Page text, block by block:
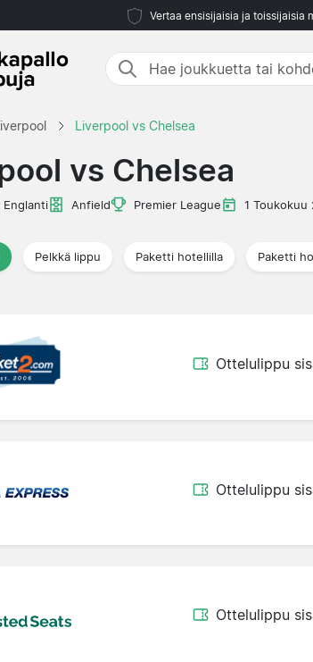
Vertaa ensisijaisia ja toissijaisia
Liverpool vs Chelsea
vs Chelsea
Englanti Anfield Premier League 1 Toukokuu
Pelkkä lippu Paketti hotellilla Paketti
Ottelulippu
Ottelulippu
Ottelulippu